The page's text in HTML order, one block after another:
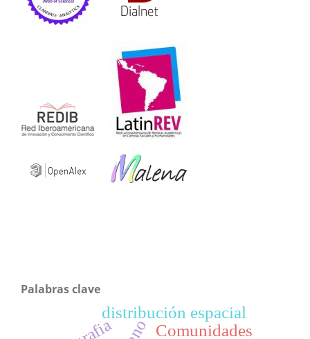
Palabras clave
distribución espacial
Comunidades